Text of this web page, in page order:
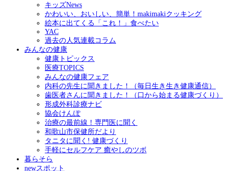
キッズNews
かわいい、おいしい、簡単！makimakiクッキング
絵本に出てくる「これ！」食べたい
YAC
過去の人気連載コラム
みんなの健康
健康トピックス
医療TOPICS
みんなの健康フェア
内科の先生に聞きました！（毎日生き生き健康通信）
歯医者さんに聞きました！（口から始まる健康づくり）
形成外科診療ナビ
協会けんぽ
治療の最前線！専門医に聞く
和歌山市保健所だより
タニタに聞く! 健康づくり
手軽にセルフケア 癒やしのツボ
暮らそら
newスポット